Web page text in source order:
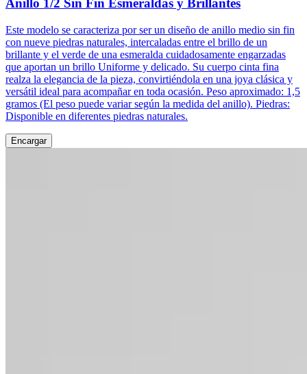
Anillo 1/2 Sin Fin Esmeraldas y Brillantes
Este modelo se caracteriza por ser un diseño de anillo medio sin fin
con nueve piedras naturales, intercaladas entre el brillo de un
brillante y el verde de una esmeralda cuidadosamente engarzadas
que aportan un brillo Uniforme y delicado. Su cuerpo cinta fina
realza la elegancia de la pieza, convirtiéndola en una joya clásica y
versátil ideal para acompañar en toda ocasión. Peso aproximado: 1,5
gramos (El peso puede variar según la medida del anillo). Piedras:
Disponible en diferentes piedras naturales.
Encargar